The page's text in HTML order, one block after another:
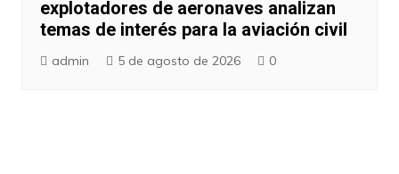
explotadores de aeronaves analizan
temas de interés para la aviación civil
admin 5 de agosto de 2026 0